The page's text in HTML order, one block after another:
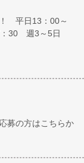
平日13：00～
：30 週3～5日
募の方はこちらか